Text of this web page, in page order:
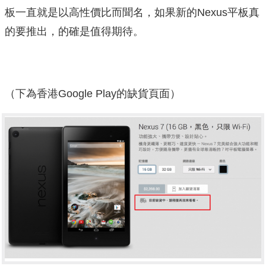
板一直就是以高性價比而聞名，如果新的Nexus平板真
的要推出，的確是值得期待。
（下為香港Google Play的缺貨頁面）